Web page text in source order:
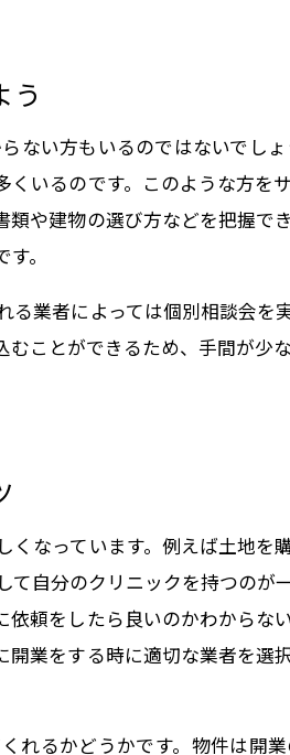
う
ない方もいるのではないでし
いるのです。このような方を
や建物の選び方などを把握で
。
業者によっては個別相談会を
ことができるため、手間が少
なっています。例えば土地を
自分のクリニックを持つのが
頼をしたら良いのかわからな
業をする時に適切な業者を選
れるかどうかです。物件は開